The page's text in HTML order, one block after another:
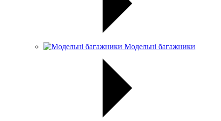
Модельні багажники